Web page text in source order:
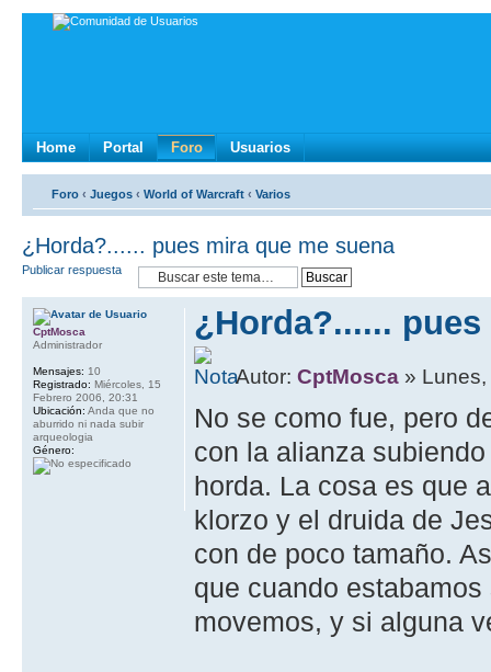
Home Portal Foro Usuarios
Foro ‹ Juegos ‹ World of Warcraft ‹ Varios
¿Horda?...... pues mira que me suena
Publicar respuesta
¿Horda?......
Autor:CptMosca »
No se como fue, pero
con la alianza
horda. La cosa es que
klorzo y el druida de
con de poco tamaño.
que cuando
movemos, y si alguna
CptMosca
Administrador
Mensajes: 10
Registrado: Miércoles, 15
Febrero 2006, 20:31
Ubicación: Anda que no
aburrido ni nada subir
arqueologia
Género: